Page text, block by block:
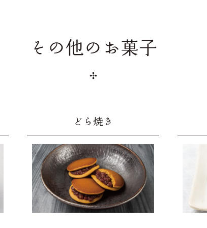
その他のお菓子
どら焼き